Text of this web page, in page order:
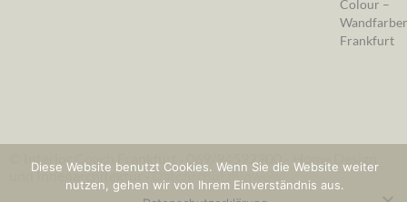
Colour –
Frankfurt
und Innenarchitektur ·Datenschutzhinweis
Diese Website benutzt Cookies. Wenn Sie die Website weiter
nutzen, gehen wir von Ihrem Einverständnis aus.